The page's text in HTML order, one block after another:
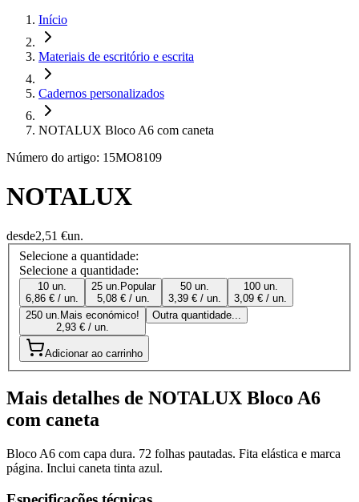
Início
Materiais de escritório e escrita
Cadernos personalizados
NOTALUX Bloco A6 com caneta
Número do artigo: 15MO8109
NOTALUX
desde2,51 €un.
Selecione a quantidade:
Selecione a quantidade:
10 un.
6,86 € / un.
25 un. Popular
5,08 € / un.
50 un.
3,39 € / un.
100 un.
3,09 € / un.
250 un. Mais económico!
2,93 € / un.
Outra quantidade...
Adicionar ao carrinho
Mais detalhes de NOTALUX Bloco A6
com caneta
Bloco A6 com capa dura. 72 folhas pautadas. Fita elástica e marca
página. Inclui caneta tinta azul.